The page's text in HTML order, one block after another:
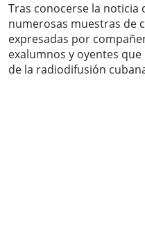
Tras conocerse la noticia
numerosas muestras de
expresadas por
exalumnos y oyentes
de la radiodifusión